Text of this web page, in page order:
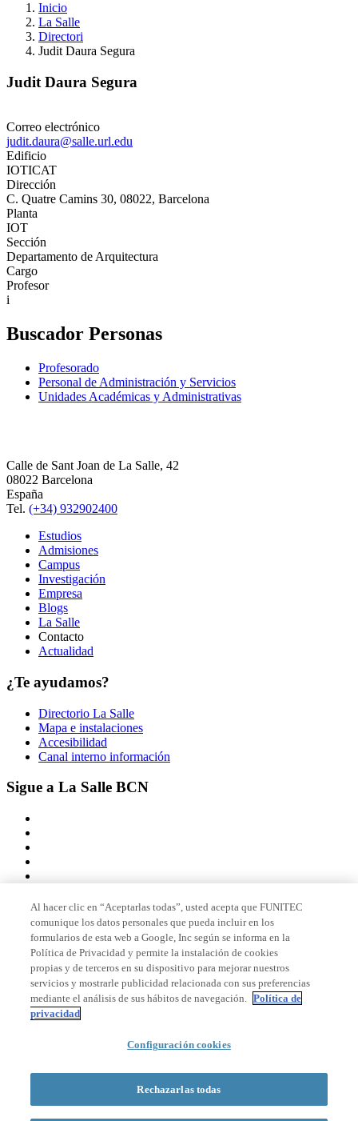
Inicio
La Salle
Directori
Judit Daura Segura
Judit Daura Segura
Correo electrónico
judit.daura@salle.url.edu
Edificio
IOTICAT
Dirección
C. Quatre Camins 30, 08022, Barcelona
Planta
IOT
Sección
Departamento de Arquitectura
Cargo
Profesor
i
Buscador Personas
Profesorado
Personal de Administración y Servicios
Unidades Académicas y Administrativas
Calle de Sant Joan de La Salle, 42
08022 Barcelona
España
Tel. (+34) 932902400
Estudios
Admisiones
Campus
Investigación
Empresa
Blogs
La Salle
Contacto
Actualidad
¿Te ayudamos?
Directorio La Salle
Mapa e instalaciones
Accesibilidad
Canal interno información
Sigue a La Salle BCN
Miembro de
Acreditaciones
© 2026 La Salle Campus Barcelona - URL |
Formulario de búsqueda
Al hacer clic en “Aceptarlas todas”, usted acepta que FUNITEC
comunique los datos personales que pueda incluir en los
formularios de esta web a Google, Inc según se informa en la
Política de Privacidad y permite la instalación de cookies
propias y de terceros en su dispositivo para mejorar nuestros
servicios y mostrarle publicidad relacionada con sus preferencias
mediante el análisis de sus hábitos de navegación. Política de
privacidad
Configuración cookies
Rechazarlas todas